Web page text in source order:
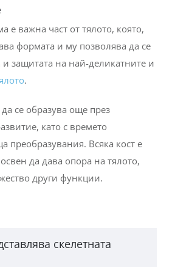
е важна част от тялото, която,
формата и му позволява да се
защитата на най-деликатните и
.
се образува още през
като с времето
преобразувания. Всяка кост е
да дава опора на тялото,
други функции.
скелетната